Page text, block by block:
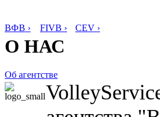
ВФВ › FIVB › CEV ›
О НАС
Об агентстве